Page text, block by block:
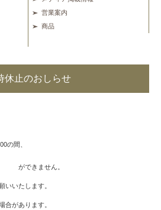
営業案内
商品
休止のおしらせ
の間、
ができません。
いいたします。
合があります。